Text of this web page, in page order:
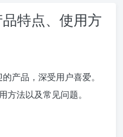
特点、使用方
产品，深受用户喜爱。
方法以及常见问题。